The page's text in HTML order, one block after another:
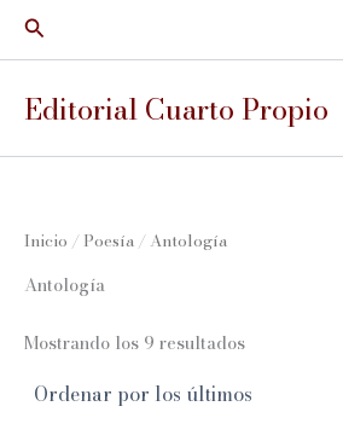
Buscar
Editorial Cuarto Propio
Inicio / Poesía / Antología
Antología
Mostrando los 9 resultadosOrdenado
últimos